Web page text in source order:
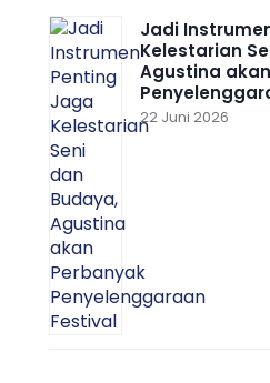
Jadi
Kelestarian
Agustina
22 Juni 2026